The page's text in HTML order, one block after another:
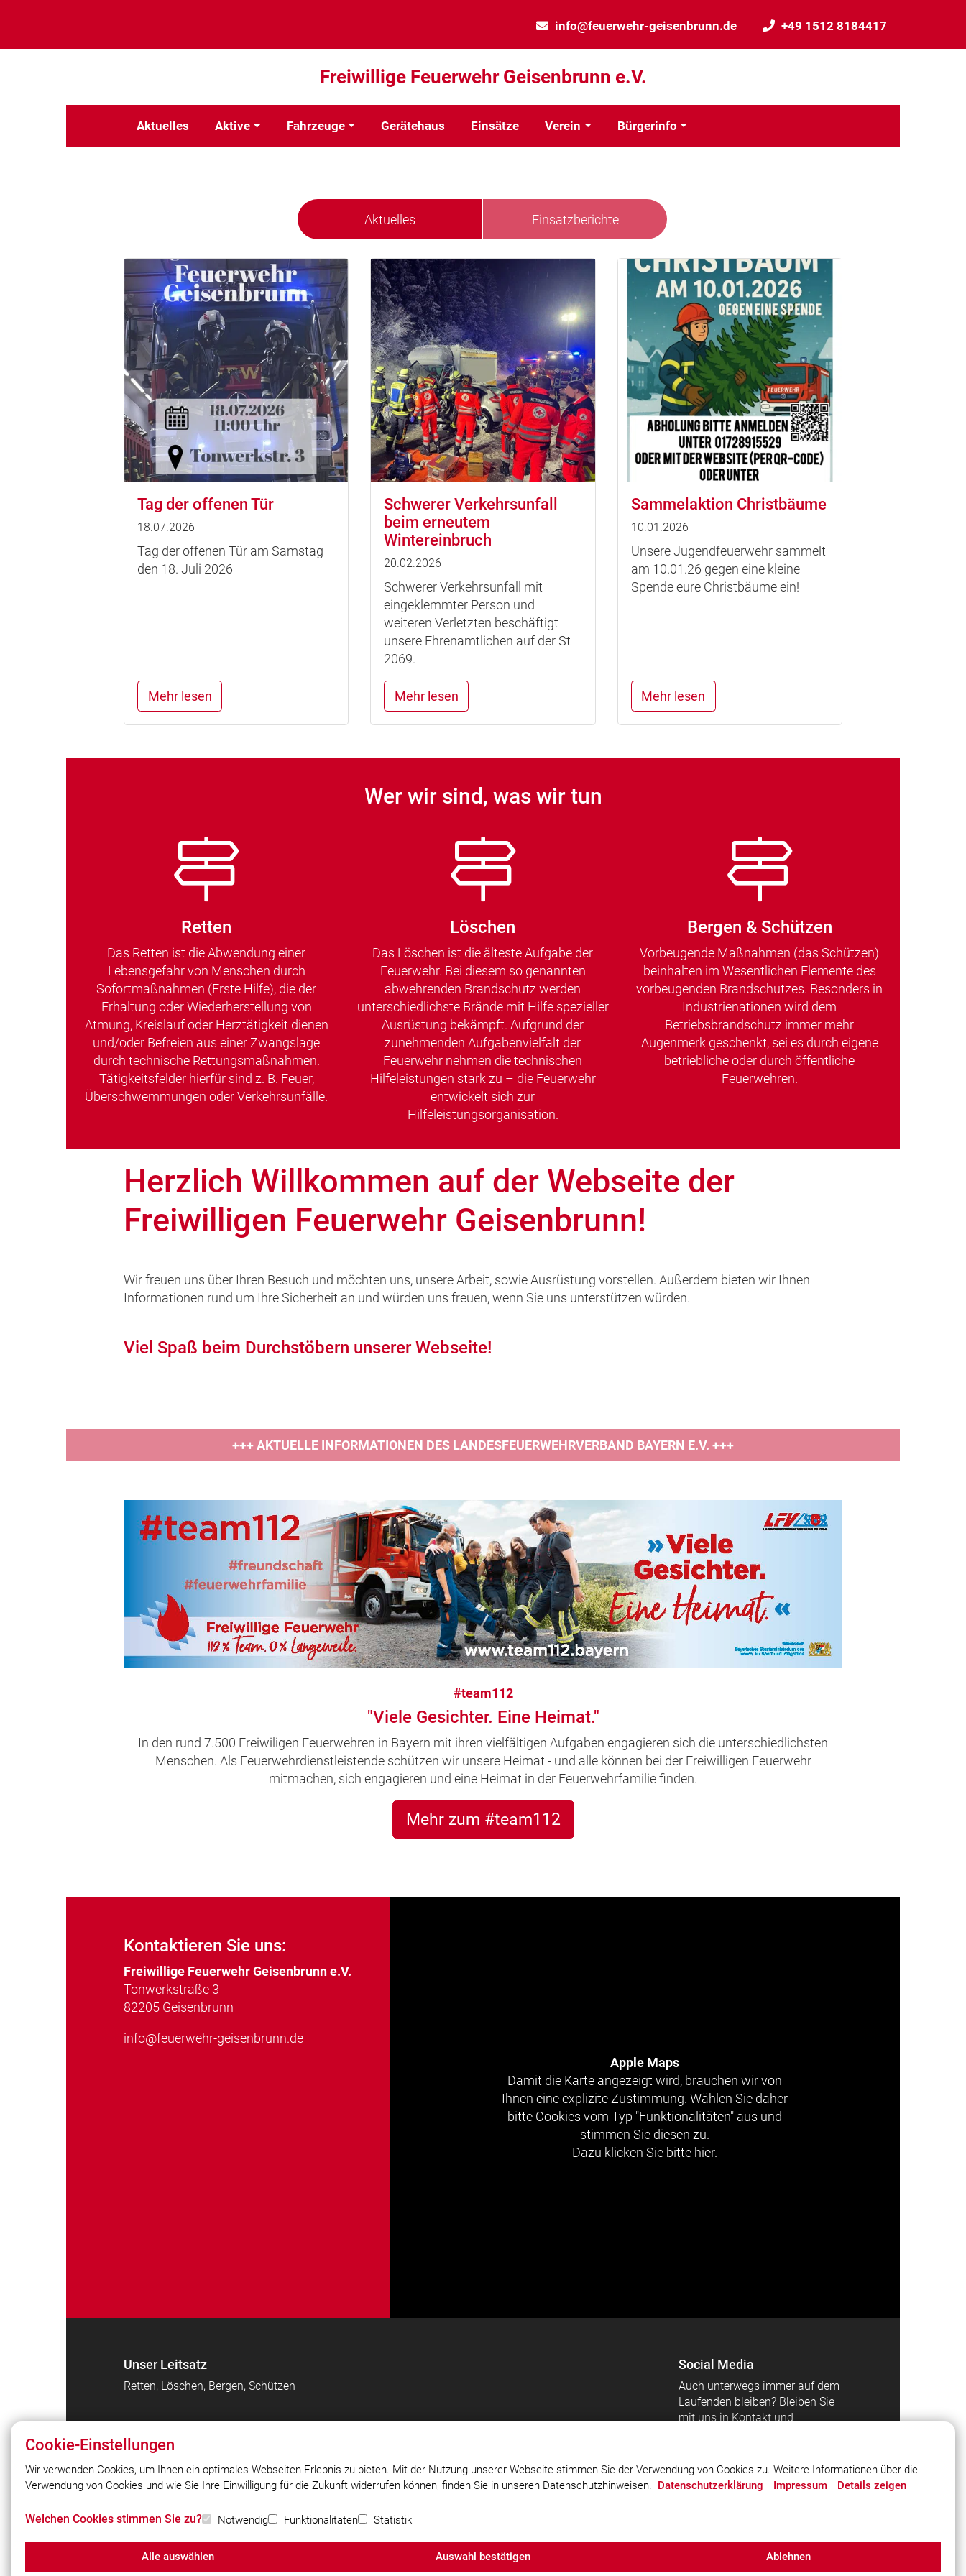
info@feuerwehr-geisenbrunn.de +49 1512 8184417
Freiwillige Feuerwehr Geisenbrunn e.V.
Aktuelles Aktive Fahrzeuge Gerätehaus Einsätze Verein Bürgerinfo
Aktuelles Einsatzberichte
Tag der offenen Tür
18.07.2026
Tag der offenen Tür am Samstag
den 18. Juli 2026
Mehr lesen
Schwerer Verkehrsunfall
beim erneutem
Wintereinbruch
20.02.2026
Schwerer Verkehrsunfall mit
eingeklemmter Person und
weiteren Verletzten beschäftigt
unsere Ehrenamtlichen auf der St
2069.
Mehr lesen
Sammelaktion Christbäume
10.01.2026
Unsere Jugendfeuerwehr sammelt
am 10.01.26 gegen eine kleine
Spende eure Christbäume ein!
Mehr lesen
Wer wir sind, was wir tun
Retten
Das Retten ist die Abwendung einer
Lebensgefahr von Menschen durch
Sofortmaßnahmen (Erste Hilfe), die der
Erhaltung oder Wiederherstellung von
Atmung, Kreislauf oder Herztätigkeit dienen
und/oder Befreien aus einer Zwangslage
durch technische Rettungsmaßnahmen.
Tätigkeitsfelder hierfür sind z. B. Feuer,
Überschwemmungen oder Verkehrsunfälle.
Löschen
Das Löschen ist die älteste Aufgabe der
Feuerwehr. Bei diesem so genannten
abwehrenden Brandschutz werden
unterschiedlichste Brände mit Hilfe spezieller
Ausrüstung bekämpft. Aufgrund der
zunehmenden Aufgabenvielfalt der
Feuerwehr nehmen die technischen
Hilfeleistungen stark zu – die Feuerwehr
entwickelt sich zur
Hilfeleistungsorganisation.
Bergen & Schützen
Vorbeugende Maßnahmen (das Schützen)
beinhalten im Wesentlichen Elemente des
vorbeugenden Brandschutzes. Besonders in
Industrienationen wird dem
Betriebsbrandschutz immer mehr
Augenmerk geschenkt, sei es durch eigene
betriebliche oder durch öffentliche
Feuerwehren.
Herzlich Willkommen auf der Webseite der
Freiwilligen Feuerwehr Geisenbrunn!
Wir freuen uns über Ihren Besuch und möchten uns, unsere Arbeit, sowie Ausrüstung vorstellen. Außerdem bieten wir Ihnen
Informationen rund um Ihre Sicherheit an und würden uns freuen, wenn Sie uns unterstützen würden.
Viel Spaß beim Durchstöbern unserer Webseite!
+++ AKTUELLE INFORMATIONEN DES LANDESFEUERWEHRVERBAND BAYERN E.V. +++
#team112
"Viele Gesichter. Eine Heimat."
In den rund 7.500 Freiwiligen Feuerwehren in Bayern mit ihren vielfältigen Aufgaben engagieren sich die unterschiedlichsten
Menschen. Als Feuerwehrdienstleistende schützen wir unsere Heimat - und alle können bei der Freiwilligen Feuerwehr
mitmachen, sich engagieren und eine Heimat in der Feuerwehrfamilie finden.
Mehr zum #team112
Kontaktieren Sie uns:
Freiwillige Feuerwehr Geisenbrunn e.V.
Tonwerkstraße 3
82205 Geisenbrunn
info@feuerwehr-geisenbrunn.de
Apple Maps
Damit die Karte angezeigt wird, brauchen wir von
Ihnen eine explizite Zustimmung. Wählen Sie daher
bitte Cookies vom Typ "Funktionalitäten" aus und
stimmen Sie diesen zu.
Dazu klicken Sie bitte hier.
Unser Leitsatz
Retten, Löschen, Bergen, Schützen
Social Media
Auch unterwegs immer auf dem
Laufenden bleiben? Bleiben Sie
mit uns in Kontakt und
e.V.
Cookie-Einstellungen
Wir verwenden Cookies, um Ihnen ein optimales Webseiten-Erlebnis zu bieten. Mit der Nutzung unserer Webseite stimmen Sie der Verwendung von Cookies zu. Weitere Informationen über die
Verwendung von Cookies und wie Sie Ihre Einwilligung für die Zukunft widerrufen können, finden Sie in unseren Datenschutzhinweisen. Datenschutzerklärung Impressum Details zeigen
Welchen Cookies stimmen Sie zu? Notwendig Funktionalitäten Statistik
Alle auswählen Auswahl bestätigen Ablehnen